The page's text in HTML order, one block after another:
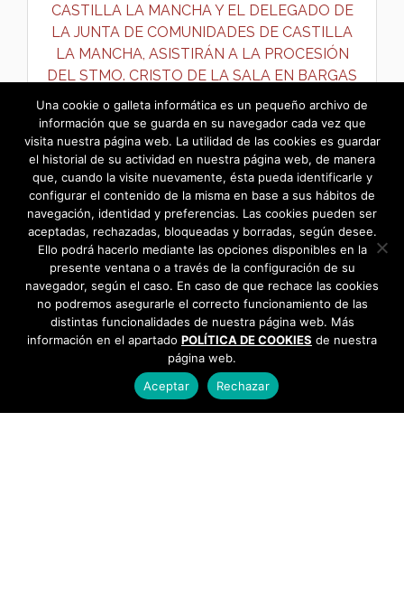
CASTILLA LA MANCHA Y EL DELEGADO DE
LA JUNTA DE COMUNIDADES DE CASTILLA
LA MANCHA, ASISTIRÁN A LA PROCESIÓN
DEL STMO. CRISTO DE LA SALA EN BARGAS
→
Una cookie o galleta informática es un pequeño archivo de
información que se guarda en su navegador cada vez que
visita nuestra página web. La utilidad de las cookies es guardar
el historial de su actividad en nuestra página web, de manera
que, cuando la visite nuevamente, ésta pueda identificarle y
configurar el contenido de la misma en base a sus hábitos de
navegación, identidad y preferencias. Las cookies pueden ser
aceptadas, rechazadas, bloqueadas y borradas, según desee.
Ello podrá hacerlo mediante las opciones disponibles en la
presente ventana o a través de la configuración de su
navegador, según el caso. En caso de que rechace las cookies
no podremos asegurarle el correcto funcionamiento de las
distintas funcionalidades de nuestra página web. Más
información en el apartado POLÍTICA DE COOKIES de nuestra
página web.
Aceptar
Rechazar